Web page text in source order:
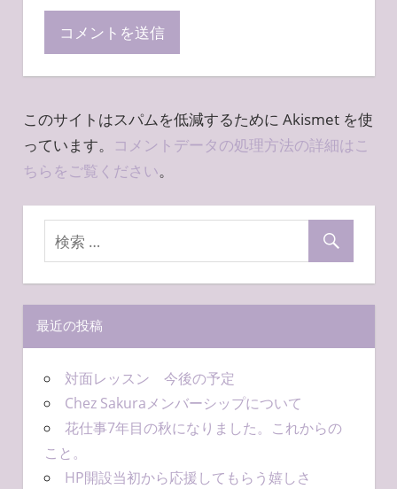
このサイトはスパムを低減するために Akismet を使
っています。
コメントデータの処理方法の詳細はこ
ちらをご覧ください。
最近の投稿
対面レッスン 今後の予定
Chez Sakuraメンバーシップについて
花仕事7年目の秋になりました。これからの
こと。
HP開設当初から応援してもらう嬉しさ